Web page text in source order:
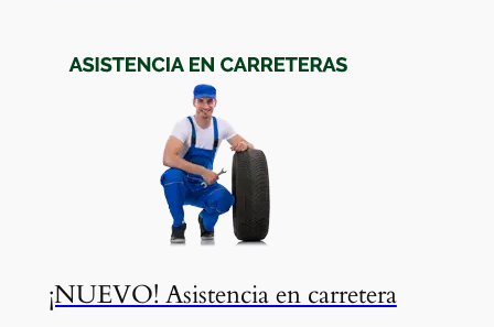
¡NUEVO! Asistencia en carretera